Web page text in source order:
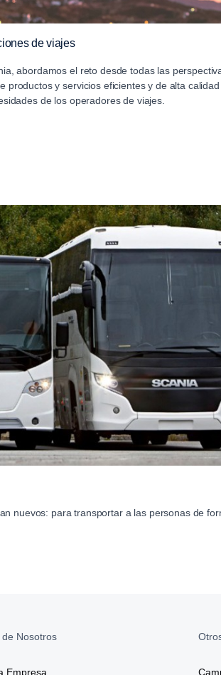
de viajes
abordamos el reto desde todas las
productos y servicios eficientes y de alta
de los operadores de viajes.
nuevos: para transportar a las personas de
Nosotros
Empresa